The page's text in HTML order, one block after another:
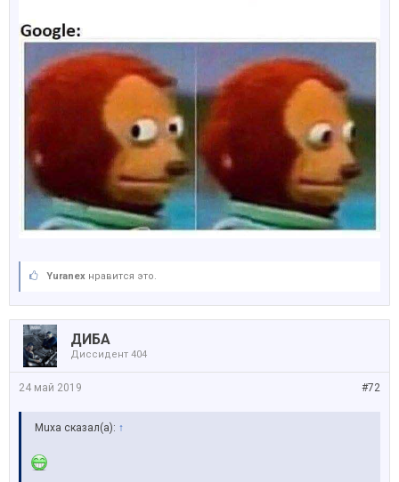
Yuranex нравится это.
ДИБА
Диссидент 404
#72
24 май 2019
Muxa сказал(а): ↑